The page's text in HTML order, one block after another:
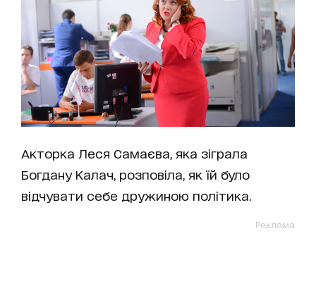
Акторка Леся Самаєва, яка зіграла
Богдану Калач, розповіла, як їй було
відчувати себе дружиною політика.
Реклама